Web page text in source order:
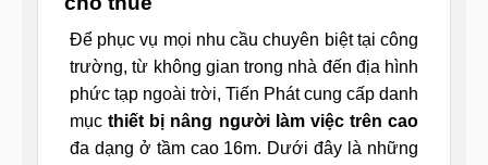
Để phục vụ mọi nhu cầu chuyên biệt tại công
trường, từ không gian trong nhà đến địa hình
phức tạp ngoài trời, Tiến Phát cung cấp danh
mụcthiết bị nâng người làm việc trên cao
đa dạng ở tầm cao 16m. Dưới đây là những